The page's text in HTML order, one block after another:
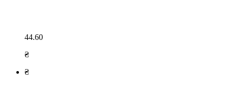
44.60
₴
₴